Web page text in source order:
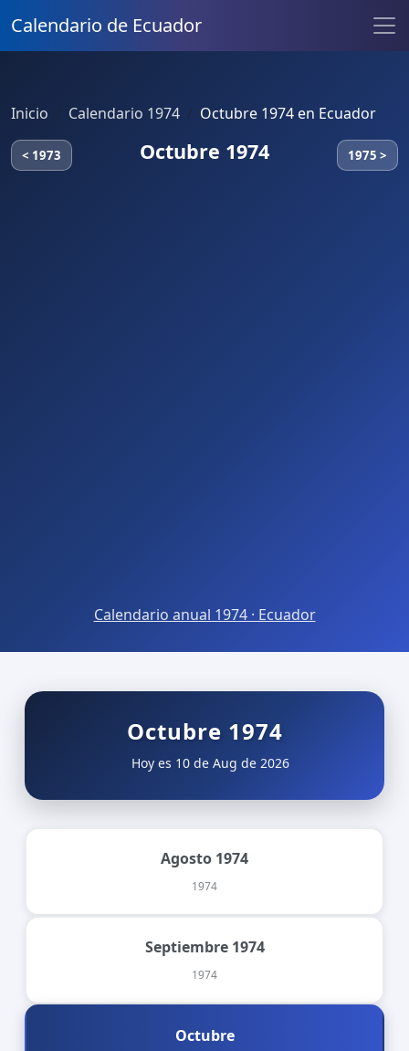
Calendario de Ecuador
Inicio Calendario 1974 Octubre 1974 en Ecuador
< 1973 Octubre 1974 1975 >
Calendario anual 1974 · Ecuador
Octubre 1974
Hoy es 10 de Aug de 2026
Agosto 1974
1974
Septiembre 1974
1974
Octubre